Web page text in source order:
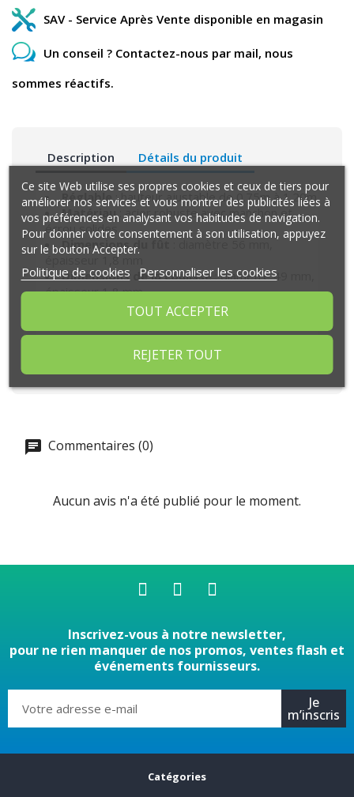
SAV - Service Après Vente disponible en magasin
Un conseil ? Contactez-nous par mail, nous
sommes réactifs.
Description Détails du produit
Réglable: hauteur ajustable de 0.75m à 1.20m
Matériau: acier robuste avec manchon et
écrou solides
Dimensions du fût
épaisseur 1,8 mm
Dimensions de la coulisse: diamètre 49 mm,
épaisseur 1,8 mm
: 110 x 110 x 4 mm
Charges admissibles: 1200 daN
Coefficient de sécurité: 2
Commentaires (0)
Aucun avis n'a été publié pour le moment.
Inscrivez-vous à notre newsletter,
pour ne rien manquer de nos promos, ventes flash et
événements fournisseurs.
Je
m’inscris
Catégories
Ce site Web utilise ses propres cookies et ceux de tiers pour
améliorer nos services et vous montrer des publicités liées à
vos préférences en analysant vos habitudes de navigation.
Pour donner votre consentement à son utilisation, appuyez
sur le bouton Accepter.
Politique de cookies Personnaliser les cookies
REJETER TOUT
TOUT ACCEPTER